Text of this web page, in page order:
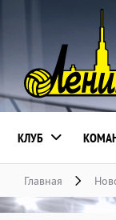
КЛУБ
Главная